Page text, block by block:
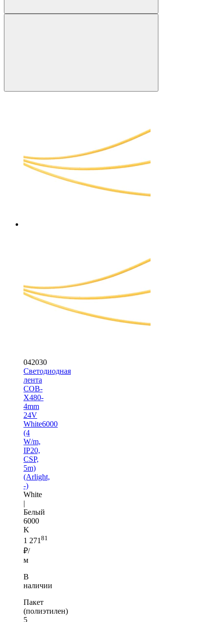
042030
Светодиодная
лента
COB-
X480-
4mm
24V
White6000
(4
W/m,
IP20,
CSP,
5m)
(Arlight,
-)
White
|
Белый
6000
K
1 271 81
₽/
м
В
наличии
Пакет
(полиэтилен)
5